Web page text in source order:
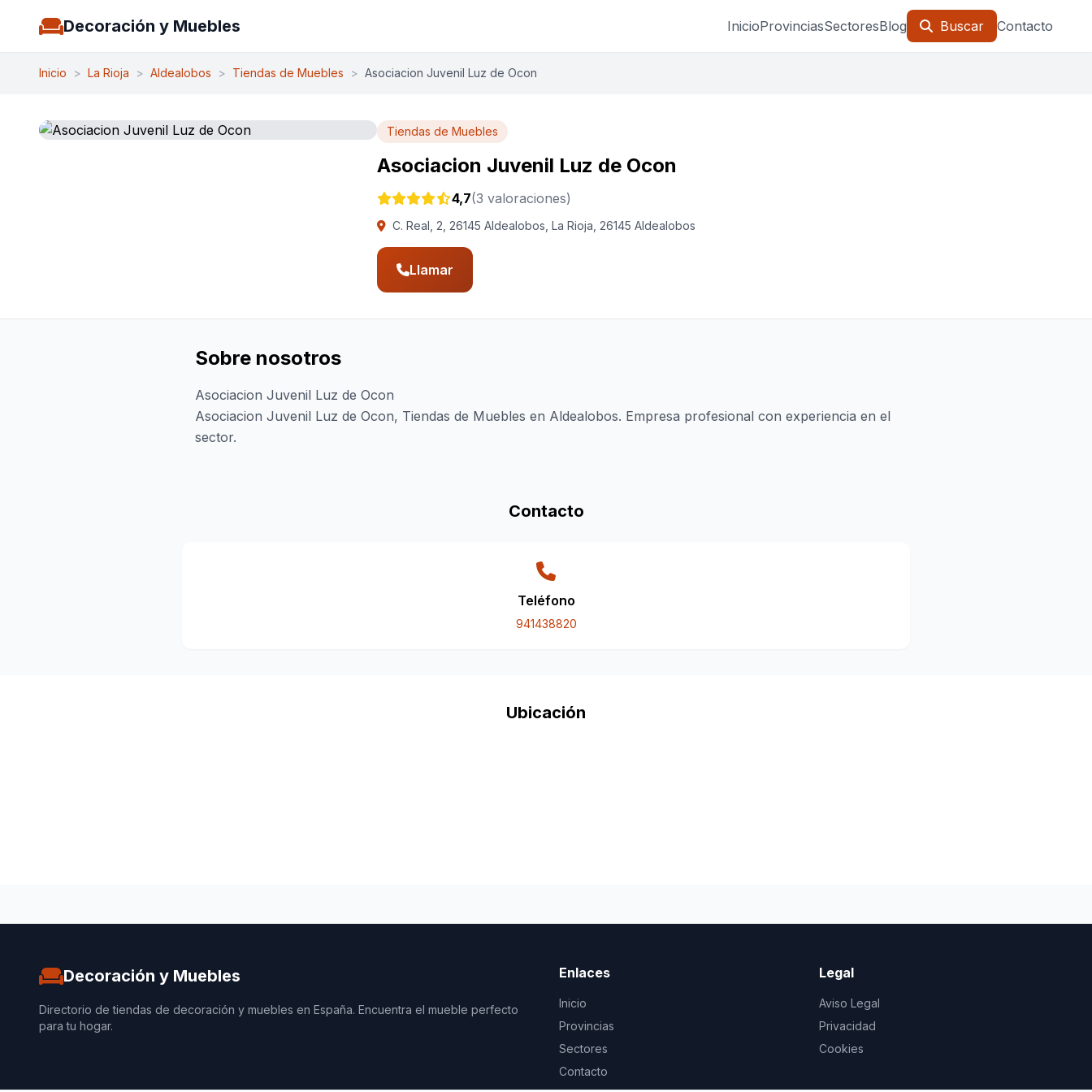
Decoración y Muebles InicioProvinciasSectoresBlog Buscar Contacto
Inicio > La Rioja > Aldealobos > Tiendas de Muebles > Asociacion Juvenil Luz de Ocon
Tiendas de Muebles
Asociacion Juvenil Luz de Ocon
4,7(3 valoraciones)
C. Real, 2, 26145 Aldealobos, La Rioja, 26145 Aldealobos
Llamar
Sobre nosotros
Asociacion Juvenil Luz de Ocon
Asociacion Juvenil Luz de Ocon, Tiendas de Muebles en Aldealobos. Empresa profesional con experiencia en el
sector.
Contacto
Teléfono
941438820
Ubicación
Decoración y Muebles
Directorio de tiendas de decoración y muebles en España. Encuentra el mueble perfecto
para tu hogar.
Enlaces
Inicio
Provincias
Sectores
Contacto
Legal
Aviso Legal
Privacidad
Cookies